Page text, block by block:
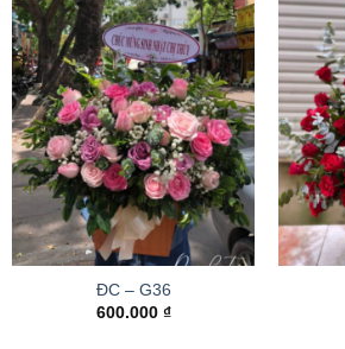
ĐC – G36
600.000 ₫